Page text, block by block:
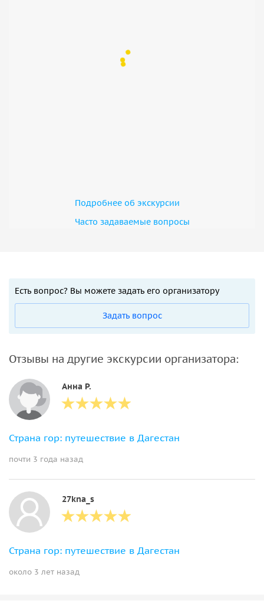
Подробнее об экскурсии
Часто задаваемые вопросы
Есть вопрос? Вы можете задать его организатору
Задать вопрос
Отзывы на другие экскурсии организатора:
Анна Р.
Страна гор: путешествие в Дагестан
почти 3 года назад
27kna_s
Страна гор: путешествие в Дагестан
около 3 лет назад